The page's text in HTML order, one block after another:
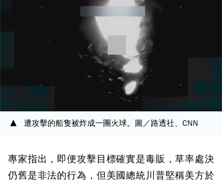
遭攻擊的船隻被炸成一團火球。圖／路透社、CNN
專家指出，即便攻擊目標確實是毒販，草率處決
仍舊是非法的行為，但美國總統川普堅稱美方於